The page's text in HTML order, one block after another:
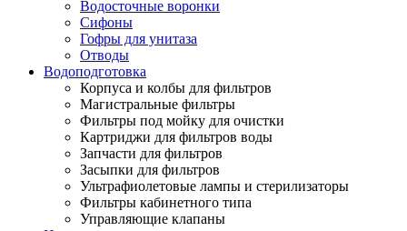
Водосточные воронки
Сифоны
Гофры для унитаза
Отводы
Водоподготовка
Корпуса и колбы для фильтров
Магистральные фильтры
Фильтры под мойку для очистки
Картриджи для фильтров воды
Запчасти для фильтров
Засыпки для фильтров
Ультрафиолетовые лампы и стерилизаторы
Фильтры кабинетного типа
Управляющие клапаны